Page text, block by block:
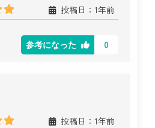
投稿日：1年前
参考になった 0
投稿日：1年前